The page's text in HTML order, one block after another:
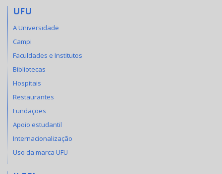
UFU
A Universidade
Campi
Faculdades e Institutos
Bibliotecas
Hospitais
Restaurantes
Fundações
Apoio estudantil
Internacionalização
Uso da marca UFU